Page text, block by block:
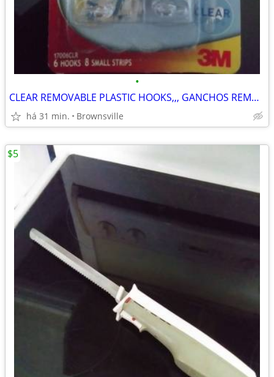
•
CLEAR REMOVABLE PLASTIC HOOKS,,, GANCHOS REMOVIBLES DE PLÁSTICO TRANSP
há 31 min. Brownsville
$5